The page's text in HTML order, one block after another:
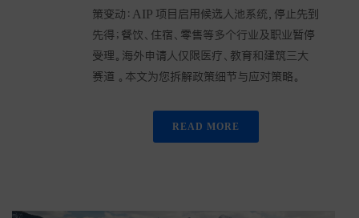
策变动：AIP 项目启用候选人池系统，停止先到
先得；餐饮、住宿、零售等多个行业及职业暂停
受理。海外申请人仅限医疗、教育和建筑三大
赛道 。本文为您拆解政策细节与应对策略。
READ MORE